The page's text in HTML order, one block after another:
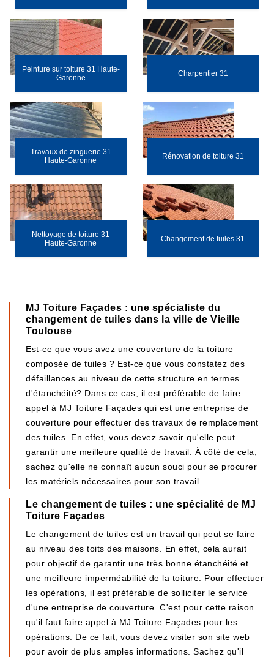
Peinture sur toiture 31 Haute-
Garonne
Charpentier 31
Travaux de zinguerie 31
Haute-Garonne
Rénovation de toiture 31
Nettoyage de toiture 31
Haute-Garonne
Changement de tuiles 31
MJ Toiture Façades : une spécialiste du
changement de tuiles dans la ville de Vieille
Toulouse
Est-ce que vous avez une couverture de la toiture
composée de tuiles ? Est-ce que vous constatez des
défaillances au niveau de cette structure en termes
d'étanchéité? Dans ce cas, il est préférable de faire
appel à MJ Toiture Façades qui est une entreprise de
couverture pour effectuer des travaux de remplacement
des tuiles. En effet, vous devez savoir qu'elle peut
garantir une meilleure qualité de travail. À côté de cela,
sachez qu'elle ne connaît aucun souci pour se procurer
les matériels nécessaires pour son travail.
Le changement de tuiles : une spécialité de MJ
Toiture Façades
Le changement de tuiles est un travail qui peut se faire
au niveau des toits des maisons. En effet, cela aurait
pour objectif de garantir une très bonne étanchéité et
une meilleure imperméabilité de la toiture. Pour effectuer
les opérations, il est préférable de solliciter le service
d'une entreprise de couverture. C'est pour cette raison
qu'il faut faire appel à MJ Toiture Façades pour les
opérations. De ce fait, vous devez visiter son site web
pour avoir de plus amples informations. Sachez qu'il